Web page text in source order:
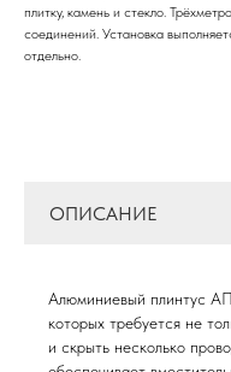
плитку, камень и стекло.
соединений. Установка
отдельно.
Алюминиевый плинтус
которых требуется не
и скрыть несколько